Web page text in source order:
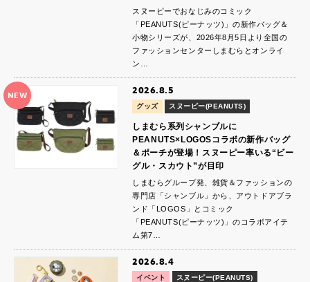
スヌーピーでおなじみのコミック
「PEANUTS(ピーナッツ)」の新作バッグ＆
小物シリーズが、2026年8月5日より全国の
ファッションセンターしまむらとオンライ
ン…
NEW 2026.8.5
グッズ スヌーピー(PEANUTS)
しまむら系列シャンブルに
PEANUTS×LOGOSコラボの新作バッグ
＆ポーチが登場！スヌーピー率いる“ビー
グル・スカウト”が目印
しまむらグループ発、雑貨＆ファッションの
専門店「シャンブル」から、アウトドアブラ
ンド「LOGOS」とコミック
「PEANUTS(ピーナッツ)」のコラボアイテ
ム第7…
2026.8.4
イベント スヌーピー(PEANUTS)